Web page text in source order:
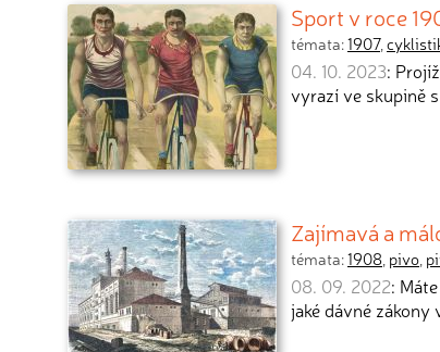
Sport v roce
témata:1907,
04. 10. 2023:
vyrazí ve skupině
Zajímavá a
témata:1908, pivo,
08. 09. 2022:
jaké dávné zákony